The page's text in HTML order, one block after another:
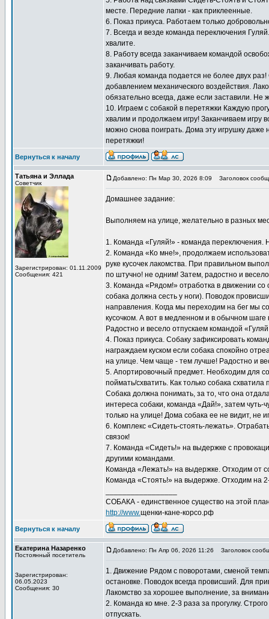
месте. Передние лапки - как приклеенные.
6. Показ прикуса. Работаем только
7. Всегда и везде команда переключения
хвалите.
8. Работу всегда заканчиваем командой
заканчивать работу.
9. Любая команда подается не более двух
добавлением механического воздействия.
обязательно всегда, даже если заставили. Не
10. Играем с собакой в перетяжки Каждую
хвалим и продолжаем игру! Заканчиваем игру
можно снова поиграть. Дома эту игрушку даже
перетяжки!
Вернуться к началу
Татьяна и Эллада
Советчик
Зарегистрирован: 01.11.2009
Сообщения: 421
Добавлено: Пн Мар 30, 2026 8:09 Заголовок
Домашнее задание:
Выполняем на улице, желательно в разных
1. Команда «Гуляй!» - команда
2. Команда «Ко мне!», продолжаем
руке кусочек лакомства. При правильном
по штучно! не одним! Затем, радостно и
3. Команда «Рядом!» отработка в движении
собака должна сесть у ноги). Поводок
направления. Когда мы переходим на бег мы
кусочком. А вот в медленном и в обычном
Радостно и весело отпускаем командой
4. Показ прикуса. Собаку зафиксировать
награждаем куском если собака спокойно
на улице. Чем чаще - тем лучше! Радостно и
5. Апортировочный предмет. Необходим для
поймать/схватить. Как только собака
Собака должна понимать, за то, что она
интереса собаки, команда «Дай!», затем
только на улице! Дома собака ее не видит, не
6. Комплекс «Сидеть-стоять-лежать».
связок!
7. Команда «Сидеть!» на выдержке с
другими командами.
Команда «Лежать!» на выдержке. Отходим от
Команда «Стоять!» на выдержке. Отходим на
СОБАКА - единственное существо на этой
http://www.щенки-кане-корсо.рф
Вернуться к началу
Екатерина Назаренко
Постоянный посетитель
Зарегистрирован:
06.05.2023
Сообщения: 30
Добавлено: Пн Апр 06, 2026 11:26 Заголовок
1. Движение Рядом с поворотами, сменой
остановке. Поводок всегда провисший. Для
Лакомство за хорошее выполнение, за
2. Команда ко мне. 2-3 раза за прогулку.
отпускать.